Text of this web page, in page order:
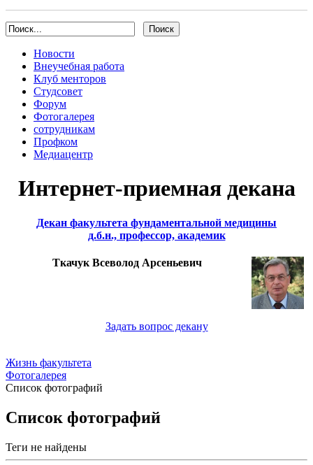
Новости
Внеучебная работа
Клуб менторов
Студсовет
Форум
Фотогалерея
сотрудникам
Профком
Медиацентр
Интернет-приемная декана
Декан факультета фундаментальной медицины
д.б.н., профессор, академик
Ткачук Всеволод Арсеньевич
Задать вопрос декану
Жизнь факультета
Фотогалерея
Список фотографий
Список фотографий
Теги не найдены